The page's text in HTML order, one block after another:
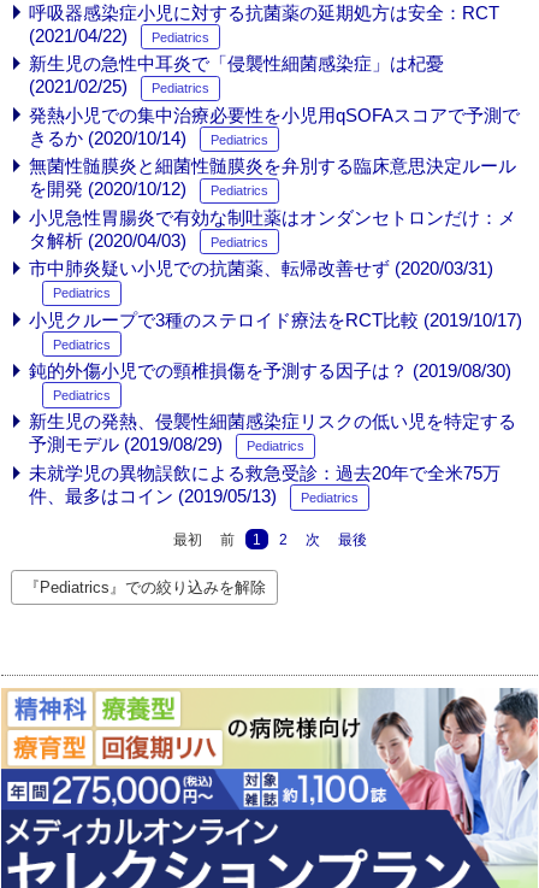
呼吸器感染症小児に対する抗菌薬の延期処方は安全：RCT
(2021/04/22)
Pediatrics
新生児の急性中耳炎で「侵襲性細菌感染症」は杞憂
(2021/02/25)
Pediatrics
発熱小児での集中治療必要性を小児用qSOFAスコアで予測で
きるか (2020/10/14)
Pediatrics
無菌性髄膜炎と細菌性髄膜炎を弁別する臨床意思決定ルール
を開発 (2020/10/12)
Pediatrics
小児急性胃腸炎で有効な制吐薬はオンダンセトロンだけ：メ
タ解析 (2020/04/03)
Pediatrics
市中肺炎疑い小児での抗菌薬、転帰改善せず (2020/03/31)
Pediatrics
小児クループで3種のステロイド療法をRCT比較 (2019/10/17)
Pediatrics
鈍的外傷小児での頸椎損傷を予測する因子は？ (2019/08/30)
Pediatrics
新生児の発熱、侵襲性細菌感染症リスクの低い児を特定する
予測モデル (2019/08/29)
Pediatrics
未就学児の異物誤飲による救急受診：過去20年で全米75万
件、最多はコイン (2019/05/13)
Pediatrics
最初 前 1 2 次 最後
『Pediatrics』での絞り込みを解除